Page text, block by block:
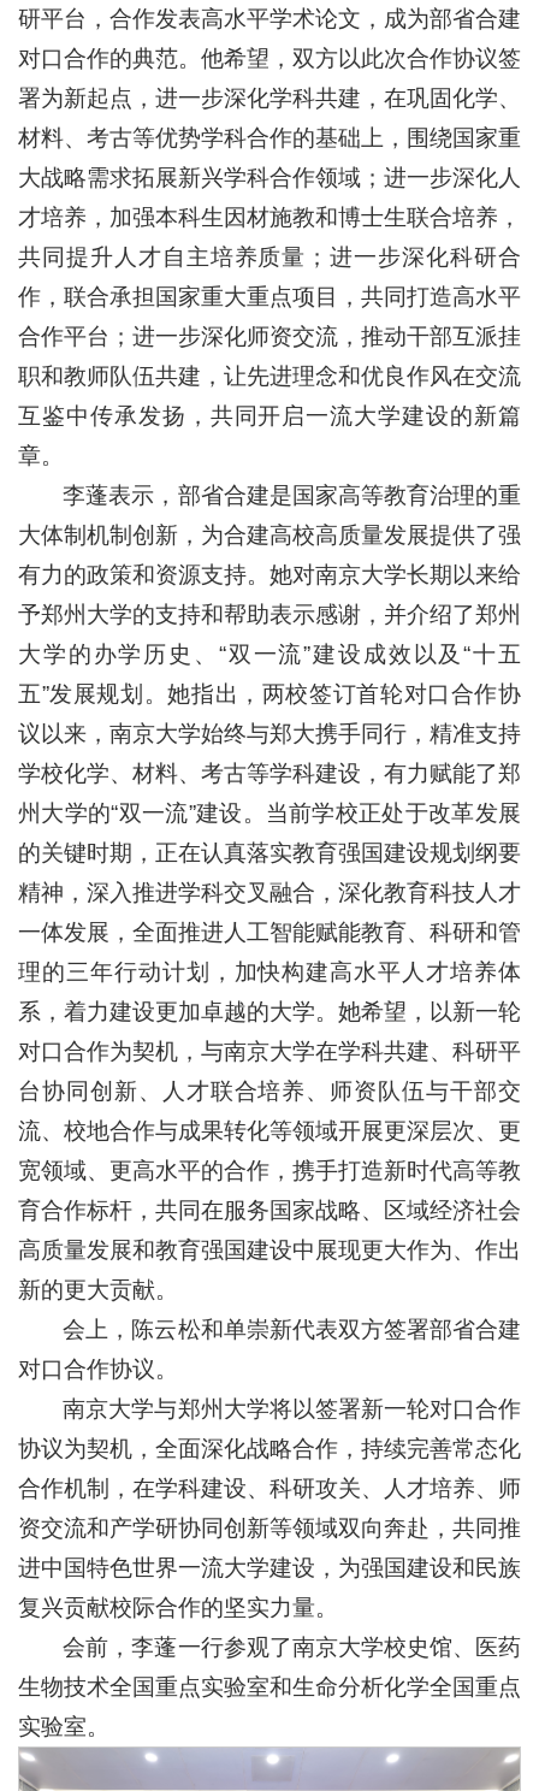
研平台，合作发表高水平学术论文，成为部省合建
对口合作的典范。他希望，双方以此次合作协议签
署为新起点，进一步深化学科共建，在巩固化学、
材料、考古等优势学科合作的基础上，围绕国家重
大战略需求拓展新兴学科合作领域；进一步深化人
才培养，加强本科生因材施教和博士生联合培养，
共同提升人才自主培养质量；进一步深化科研合
作，联合承担国家重大重点项目，共同打造高水平
合作平台；进一步深化师资交流，推动干部互派挂
职和教师队伍共建，让先进理念和优良作风在交流
互鉴中传承发扬，共同开启一流大学建设的新篇
章。
李蓬表示，部省合建是国家高等教育治理的重
大体制机制创新，为合建高校高质量发展提供了强
有力的政策和资源支持。她对南京大学长期以来给
予郑州大学的支持和帮助表示感谢，并介绍了郑州
大学的办学历史、“双一流”建设成效以及“十五
五”发展规划。她指出，两校签订首轮对口合作协
议以来，南京大学始终与郑大携手同行，精准支持
学校化学、材料、考古等学科建设，有力赋能了郑
州大学的“双一流”建设。当前学校正处于改革发展
的关键时期，正在认真落实教育强国建设规划纲要
精神，深入推进学科交叉融合，深化教育科技人才
一体发展，全面推进人工智能赋能教育、科研和管
理的三年行动计划，加快构建高水平人才培养体
系，着力建设更加卓越的大学。她希望，以新一轮
对口合作为契机，与南京大学在学科共建、科研平
台协同创新、人才联合培养、师资队伍与干部交
流、校地合作与成果转化等领域开展更深层次、更
宽领域、更高水平的合作，携手打造新时代高等教
育合作标杆，共同在服务国家战略、区域经济社会
高质量发展和教育强国建设中展现更大作为、作出
新的更大贡献。
会上，陈云松和单崇新代表双方签署部省合建
对口合作协议。
南京大学与郑州大学将以签署新一轮对口合作
协议为契机，全面深化战略合作，持续完善常态化
合作机制，在学科建设、科研攻关、人才培养、师
资交流和产学研协同创新等领域双向奔赴，共同推
进中国特色世界一流大学建设，为强国建设和民族
复兴贡献校际合作的坚实力量。
会前，李蓬一行参观了南京大学校史馆、医药
生物技术全国重点实验室和生命分析化学全国重点
实验室。